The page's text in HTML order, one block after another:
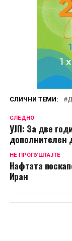
СЛИЧНИ ТЕМИ:
СЛЕДНО
УЈП: За две
дополнителен
НЕ ПРОПУШТАЈТЕ
Нафтата
Иран